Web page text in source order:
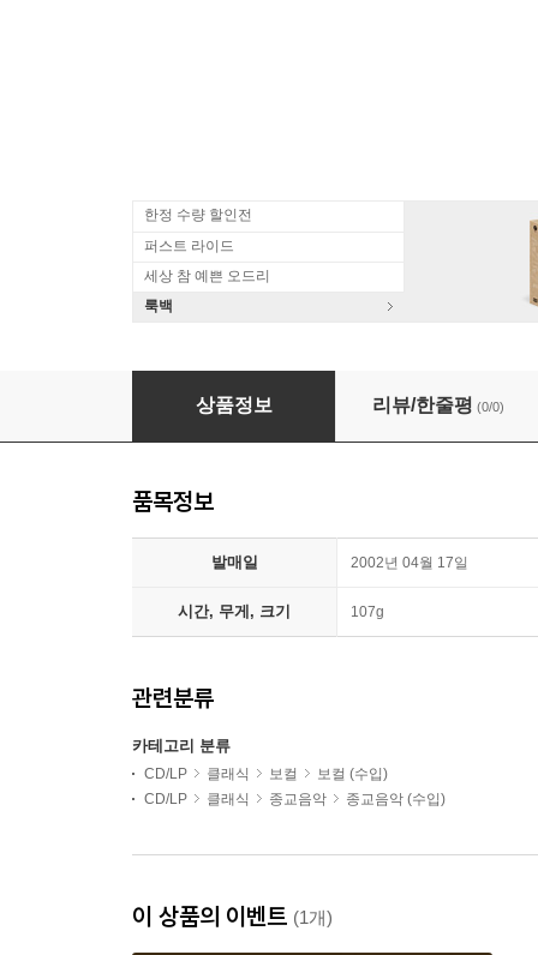
한정 수량 할인전
퍼스트 라이드
세상 참 예쁜 오드리
룩백
Inessa Galante 모차르트: 미사 C단조, 엑슐타
상품정보 리뷰/한줄평 (0/0)
품목정보
발매일 2002년 04월 17일
시간, 무게, 크기 107g
관련분류
카테고리 분류
CD/LP 클래식 보컬
보컬 (수입)
CD/LP
클래식 종교음악 종교음악 (수입)
이 상품의 이벤트 (1개)